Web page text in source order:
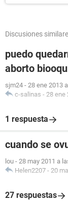
Discusiones
puedo
aborto
sjm24 - 28 ene 2013
c-salinas - 28 ene
1 respuesta
cuando se
lou - 28 may 2011 a
Helen2207 - 20
27 respuestas